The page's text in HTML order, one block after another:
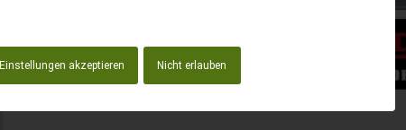
Einstellungen akzeptieren Nicht erlauben